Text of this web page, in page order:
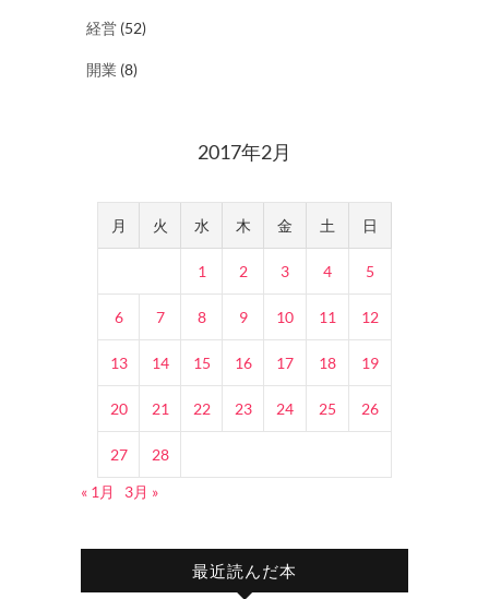
経営 (52)
開業 (8)
2017年2月
月 火 水 木 金 土 日
1 2 3 4 5
6 7 8 9 10 11 12
13 14 15 16 17 18 19
20 21 22 23 24 25 26
27
28
« 1月
3月 »
最近読んだ本